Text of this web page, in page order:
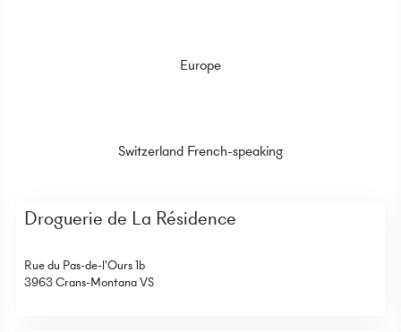
Europe
Switzerland French-speaking
Droguerie de La Résidence
Rue du Pas-de-l'Ours 1b
3963 Crans-Montana VS